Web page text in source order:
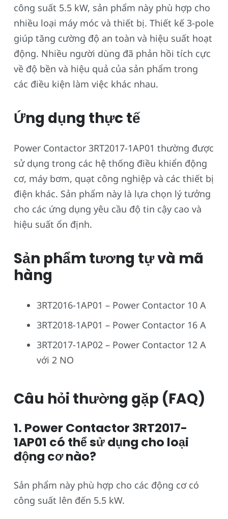
công suất 5.5 kW, sản phẩm này phù hợp cho
nhiều loại máy móc và thiết bị. Thiết kế 3-pole
giúp tăng cường độ an toàn và hiệu suất hoạt
động. Nhiều người dùng đã phản hồi tích cực
về độ bền và hiệu quả của sản phẩm trong
các điều kiện làm việc khác nhau.
Ứng dụng thực tế
Power Contactor 3RT2017-1AP01 thường được
sử dụng trong các hệ thống điều khiển động
cơ, máy bơm, quạt công nghiệp và các thiết bị
điện khác. Sản phẩm này là lựa chọn lý tưởng
cho các ứng dụng yêu cầu độ tin cậy cao và
hiệu suất ổn định.
Sản phẩm tương tự và mã
hàng
3RT2016-1AP01 – Power Contactor 10 A
3RT2018-1AP01 – Power Contactor 16 A
3RT2017-1AP02 – Power Contactor 12 A
với 2 NO
Câu hỏi thường gặp (FAQ)
1. Power Contactor 3RT2017-
1AP01 có thể sử dụng cho loại
động cơ nào?
Sản phẩm này phù hợp cho các động cơ có
công suất lên đến 5.5 kW.